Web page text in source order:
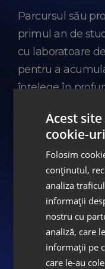
Parcursul său
primul an de
cu laboratoare
pentru a
înțelege în
Începând cu anul
Tehnică
DENT ESTET,
construirea și
tehnicieni
dezvoltarea
operaționale
Acest
cookie-uri
Folosim
conținutul,
analiza
informații
nostru cu
analiză, care
informații pe
care le-au